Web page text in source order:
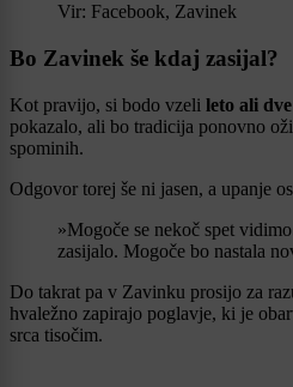
Vir: Facebook, Zavinek
Bo Zavinek še kdaj zasijal?
Kot pravijo, si bodo vzeli leto ali
pokazalo, ali bo tradicija ponovno
spominih.
Odgovor torej še ni jasen, a upanje
»Mogoče se nekoč spet
zasijalo. Mogoče bo nastala
Do takrat pa v Zavinku prosijo za
hvaležno zapirajo poglavje, ki je
srca tisočim.